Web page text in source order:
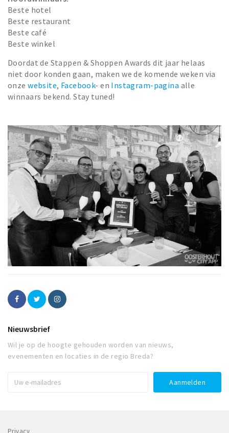
Beste hotel
Beste restaurant
Beste café
Beste winkel
Doordat de Stappen & Shoppen Awards dit jaar helaas
niet door konden gaan, maken we de komende weken via
onzewebsite, Facebook- en Instagram-pagina alle
winnaars bekend. Stay tuned!
Nieuwsbrief
Wil je op de hoogte gehouden worden van nieuws,
evenementen en locaties in de regio Breda?